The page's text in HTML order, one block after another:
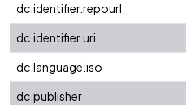
dc.identifier.repourl
dc.identifier.uri
dc.language.iso
dc.publisher